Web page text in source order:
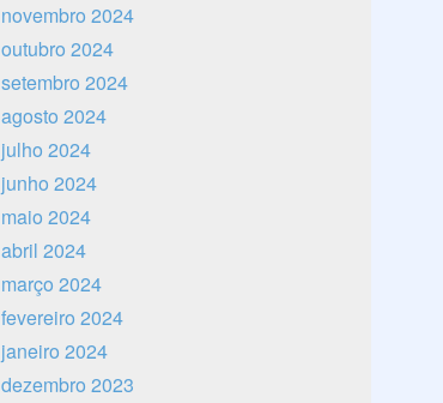
novembro 2024
outubro 2024
setembro 2024
agosto 2024
julho 2024
junho 2024
maio 2024
abril 2024
março 2024
fevereiro 2024
janeiro 2024
dezembro 2023